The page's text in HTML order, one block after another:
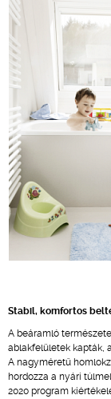
Stabil, komfortos
A beáramló
ablakfelületek kapták,
A nagyméretű
hordozza a nyári
2020 program